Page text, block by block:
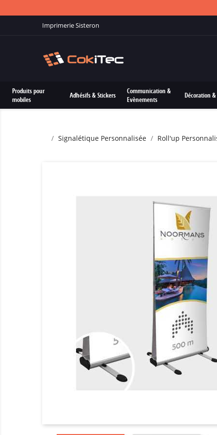
Imprimerie Sisteron
Produits pour
mobiles
Adhésifs & Stickers
Communication &
Evènements
Décoration
Signalétique Personnalisée Roll'up